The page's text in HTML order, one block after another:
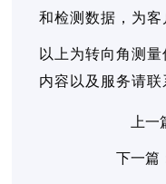
和检测数据，为客
以上为转向角测
内容以及服务请联
上一
下一篇